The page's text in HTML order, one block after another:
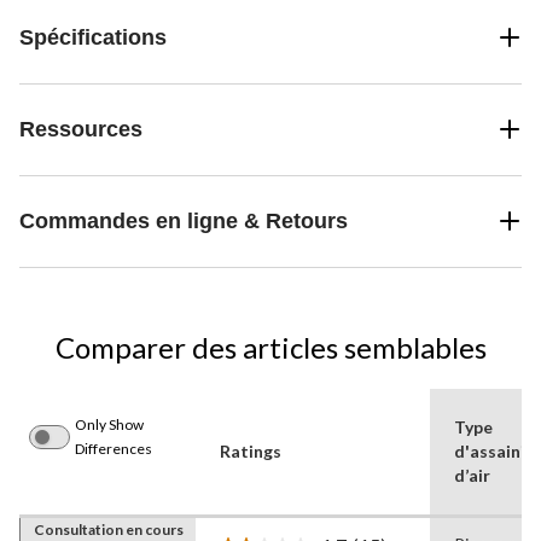
Spécifications
Ressources
Commandes en ligne & Retours
Comparer des articles semblables
Only Show
Differences
Ratings
Type
d’air
Consultation en cours